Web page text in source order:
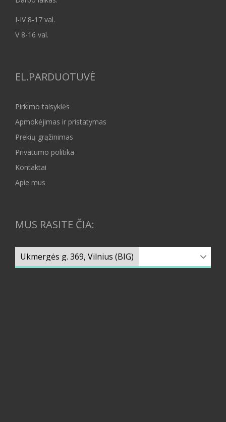
I-IV 8-17 val.
V 8-16 val.
EL.PARDUOTUVĖ
Pirkimo taisyklės
Apmokėjimas ir pristatymas
Prekių grąžinimas
Privatumo politika
Kontaktai
Apie mus
MUS RASITE ČIA: